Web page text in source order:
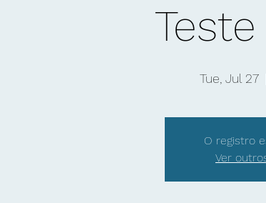
Tue, Jul 27
O registro
Ver